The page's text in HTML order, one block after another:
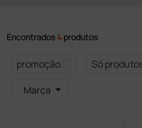
Encontrados 4 produtos
promoção
Só
Marca